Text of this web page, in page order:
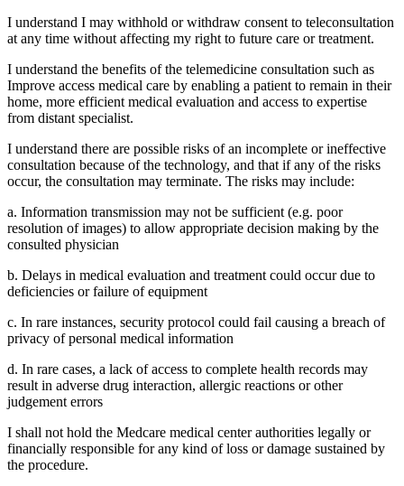
I understand I may withhold or withdraw consent to teleconsultation
at any time without affecting my right to future care or treatment.
I understand the benefits of the telemedicine consultation such as
Improve access medical care by enabling a patient to remain in their
home, more efficient medical evaluation and access to expertise
from distant specialist.
I understand there are possible risks of an incomplete or ineffective
consultation because of the technology, and that if any of the risks
occur, the consultation may terminate. The risks may include:
a. Information transmission may not be sufficient (e.g. poor
resolution of images) to allow appropriate decision making by the
consulted physician
b. Delays in medical evaluation and treatment could occur due to
deficiencies or failure of equipment
c. In rare instances, security protocol could fail causing a breach of
privacy of personal medical information
d. In rare cases, a lack of access to complete health records may
result in adverse drug interaction, allergic reactions or other
judgement errors
I shall not hold the Medcare medical center authorities legally or
financially responsible for any kind of loss or damage sustained by
the procedure.